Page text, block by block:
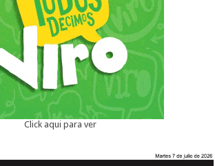
Click aqui para ver